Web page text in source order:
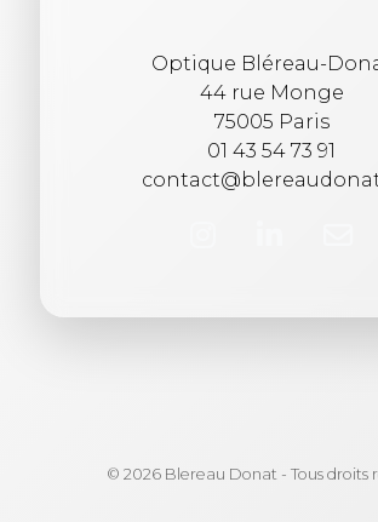
Optique Bléreau-
44 rue Monge
75005 Paris
01 43 54 73 91
© 2026 Blereau Donat - Tous droits